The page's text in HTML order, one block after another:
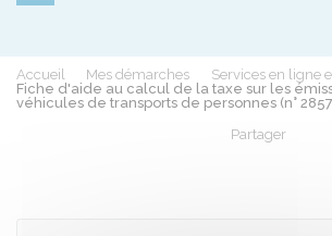
Accueil Mes démarches
Services en ligne
Fiche d'aide au calcul de la taxe sur les
véhicules de transports de personnes (n°
Partager